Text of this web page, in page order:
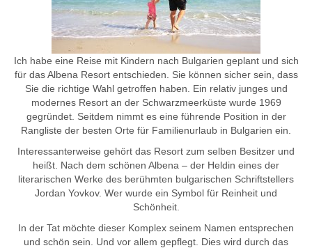
Ich habe eine Reise mit Kindern nach Bulgarien geplant und sich
für das Albena Resort entschieden. Sie können sicher sein, dass
Sie die richtige Wahl getroffen haben. Ein relativ junges und
modernes Resort an der Schwarzmeerküste wurde 1969
gegründet. Seitdem nimmt es eine führende Position in der
Rangliste der besten Orte für Familienurlaub in Bulgarien ein.
Interessanterweise gehört das Resort zum selben Besitzer und
heißt. Nach dem schönen Albena – der Heldin eines der
literarischen Werke des berühmten bulgarischen Schriftstellers
Jordan Yovkov. Wer wurde ein Symbol für Reinheit und
Schönheit.
In der Tat möchte dieser Komplex seinem Namen entsprechen
und schön sein. Und vor allem gepflegt. Dies wird durch das